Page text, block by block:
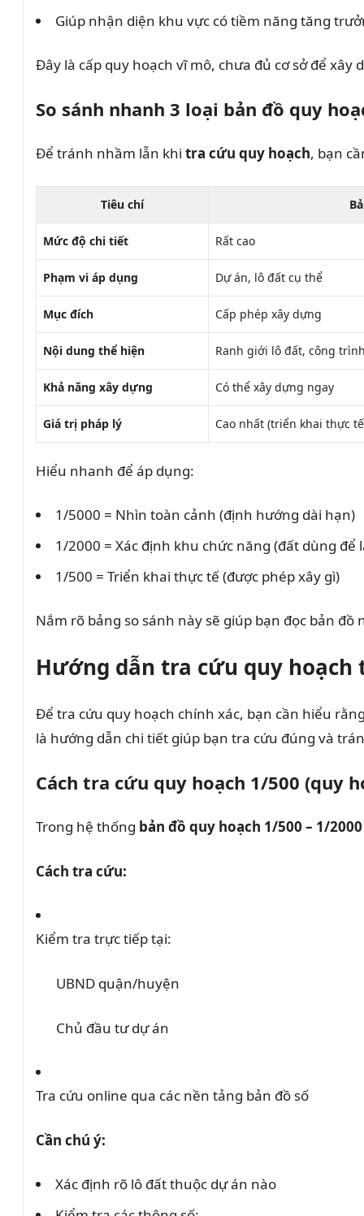
Giúp nhận diện khu vực có tiềm năng tăng
Đây là cấp quy hoạch vĩ mô, chưa đủ cơ sở để xây
So sánh nhanh 3 loại bản đồ quy
Để tránh nhầm lẫn khi tra cứu quy hoạch, bạn
Tiêu chí
Mức độ chi tiết Rất cao
Phạm vi áp dụng Dự án, lô đất cụ thể
Mục đích Cấp phép xây dựng
Nội dung thể hiện Ranh giới lô đất, công
Khả năng xây dựng Có thể xây dựng ngay
Giá trị pháp lý Cao nhất (triển khai thực
Hiểu nhanh để áp dụng:
1/5000 = Nhìn toàn cảnh (định hướng dài hạn)
1/2000 = Xác định khu chức năng (đất dùng để
1/500 = Triển khai thực tế (được phép xây gì)
Nắm rõ bảng so sánh này sẽ giúp bạn đọc bản
Hướng dẫn tra cứu quy
Để tra cứu quy hoạch chính xác, bạn cần hiểu
là hướng dẫn chi tiết giúp bạn tra cứu đúng và
Cách tra cứu quy hoạch 1/500 (quy
Trong hệ thống bản đồ quy hoạch 1/500 – 1/
Cách tra cứu:
Kiểm tra trực tiếp tại:
UBND quận/huyện
Chủ đầu tư dự án
Tra cứu online qua các nền tảng bản đồ số
Cần chú ý:
Xác định rõ lô đất thuộc dự án nào